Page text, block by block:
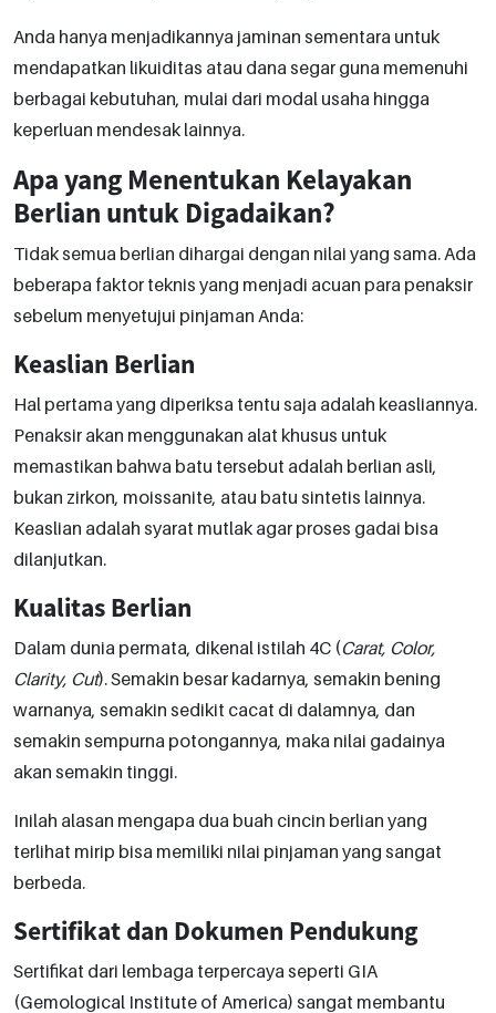
Anda hanya menjadikannya jaminan sementara untuk
mendapatkan likuiditas atau dana segar guna memenuhi
berbagai kebutuhan, mulai dari modal usaha hingga
keperluan mendesak lainnya.
Apa yang Menentukan Kelayakan
Berlian untuk Digadaikan?
Tidak semua berlian dihargai dengan nilai yang sama. Ada
beberapa faktor teknis yang menjadi acuan para penaksir
sebelum menyetujui pinjaman Anda:
Keaslian Berlian
Hal pertama yang diperiksa tentu saja adalah keasliannya.
Penaksir akan menggunakan alat khusus untuk
memastikan bahwa batu tersebut adalah berlian asli,
bukan zirkon, moissanite, atau batu sintetis lainnya.
Keaslian adalah syarat mutlak agar proses gadai bisa
dilanjutkan.
Kualitas Berlian
Dalam dunia permata, dikenal istilah 4C (Carat, Color,
Clarity, Cut). Semakin besar kadarnya, semakin bening
warnanya, semakin sedikit cacat di dalamnya, dan
semakin sempurna potongannya, maka nilai gadainya
akan semakin tinggi.
Inilah alasan mengapa dua buah cincin berlian yang
terlihat mirip bisa memiliki nilai pinjaman yang sangat
berbeda.
Sertifikat dan Dokumen Pendukung
Sertifikat dari lembaga terpercaya seperti GIA
(Gemological Institute of America) sangat membantu